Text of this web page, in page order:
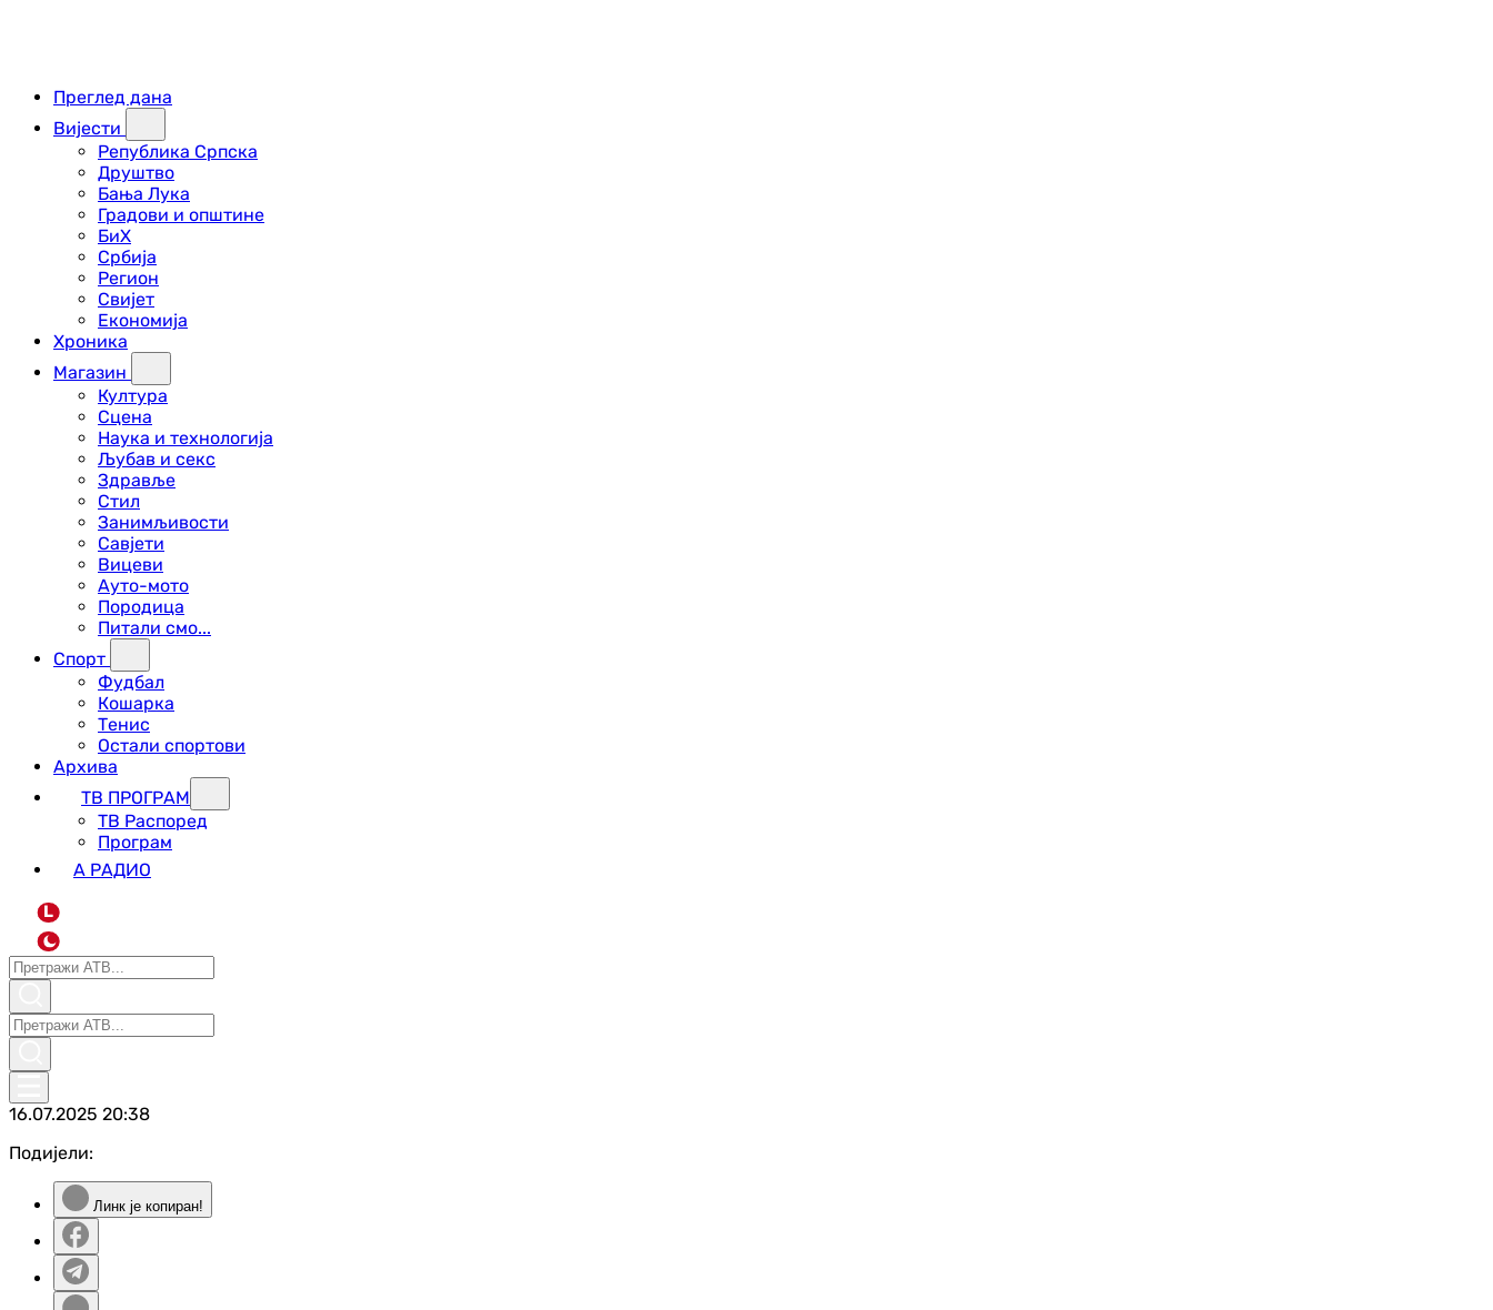
Преглед дана
Вијести
Република Српска
Друштво
Бања Лука
Градови и општине
БиХ
Србија
Регион
Свијет
Економија
Хроника
Магазин
Култура
Сцена
Наука и технологија
Љубав и секс
Здравље
Стил
Занимљивости
Савјети
Вицеви
Ауто-мото
Породица
Питали смо...
Спорт
Фудбал
Кошарка
Тенис
Остали спортови
Архива
ТВ ПРОГРАМ
ТВ Распоред
Програм
А РАДИО
L
16.07.2025 20:38
Подијели:
Линк је копиран!